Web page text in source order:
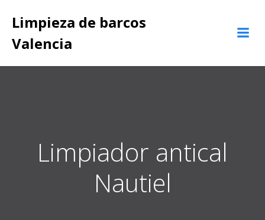
al
Limpieza de barcos
Valencia
Limpiador antical
Nautiel